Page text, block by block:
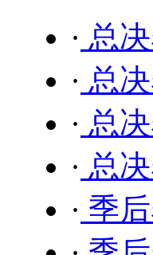
· 总
· 总
· 总
· 总
· 季